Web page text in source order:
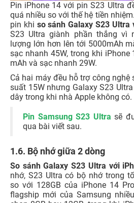
Pin iPhone 14 với pin S23 Ultra
quá nhiều so với thế hệ tiền
pin khi so sánh Galaxy S23
S23 Ultra giành phần thắng vì
lượng lớn hơn lên tới 5000mAh
sạc nhanh 45W, trong khi
mAh và sạc nhanh 29W.
Cả hai máy đều hỗ trợ công nghệ
suất 15W nhưng Galaxy S23
dây trong khi nhà Apple không có.
Pin Samsung S23 Ultra sẽ
qua bài viết sau.
1.6. Bộ nhớ giữa 2 dòng
So sánh Galaxy S23 Ultra với
nhớ, S23 Ultra có bộ nhớ trong
so với 128GB của iPhone 14
flagship mới của Samsung